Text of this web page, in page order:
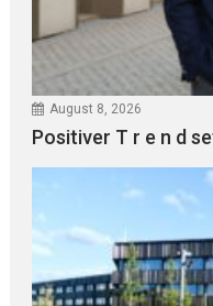
August 8, 2026
Positiver T r e n d